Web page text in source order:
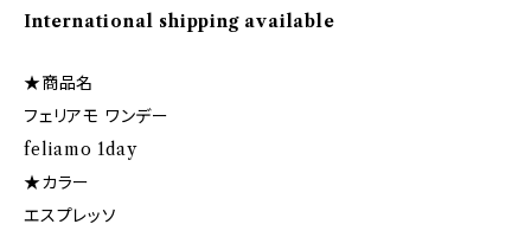
International shipping available
★商品名
フェリアモ ワンデー
feliamo 1day
★カラー
エスプレッソ